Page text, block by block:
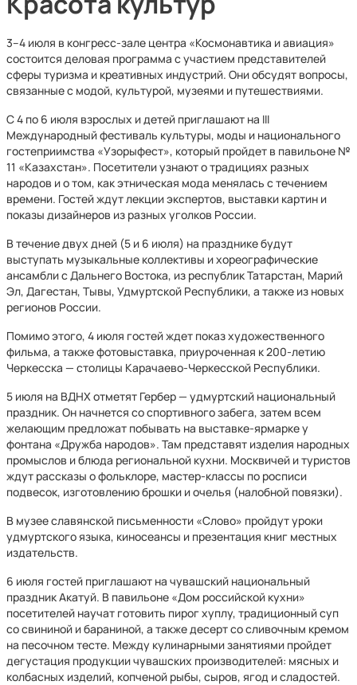
3–4 июля в конгресс-зале центра «Космонавтика и авиация»
состоится деловая программа с участием представителей
сферы туризма и креативных индустрий. Они обсудят вопросы,
связанные с модой, культурой, музеями и путешествиями.
С 4 по 6 июля взрослых и детей приглашают на III
Международный фестиваль культуры, моды и национального
гостеприимства «Узорыфест», который пройдет в павильоне №
11 «Казахстан». Посетители узнают о традициях разных
народов и о том, как этническая мода менялась с течением
времени. Гостей ждут лекции экспертов, выставки картин и
показы дизайнеров из разных уголков России.
В течение двух дней (5 и 6 июля) на празднике будут
выступать музыкальные коллективы и хореографические
ансамбли с Дальнего Востока, из республик Татарстан, Марий
Эл, Дагестан, Тывы, Удмуртской Республики, а также из новых
регионов России.
Помимо этого, 4 июля гостей ждет показ художественного
фильма, а также фотовыставка, приуроченная к 200-летию
Черкесска — столицы Карачаево-Черкесской Республики.
5 июля на ВДНХ отметят Гербер — удмуртский национальный
праздник. Он начнется со спортивного забега, затем всем
желающим предложат побывать на выставке-ярмарке у
фонтана «Дружба народов». Там представят изделия народных
промыслов и блюда региональной кухни. Москвичей и туристов
ждут рассказы о фольклоре, мастер-классы по росписи
подвесок, изготовлению брошки и очелья (налобной повязки).
В музее славянской письменности «Слово» пройдут уроки
удмуртского языка, киносеансы и презентация книг местных
издательств.
6 июля гостей приглашают на чувашский национальный
праздник Акатуй. В павильоне «Дом российской кухни»
посетителей научат готовить пирог хуплу, традиционный суп
со свининой и бараниной, а также десерт со сливочным кремом
на песочном тесте. Между кулинарными занятиями пройдет
дегустация продукции чувашских производителей: мясных и
колбасных изделий, копченой рыбы, сыров, ягод и сладостей.